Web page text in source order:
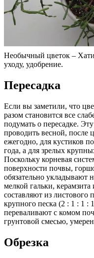
Необычный цветок –
уходу, удобрение.
Пересадка
Если вы заметили, что
разом становится все
подумать о пересадке.
проводить весной, после
ежегодно, для кустиков
года, а для зрелых
Поскольку корневая
поверхности почвы,
обязательно укладывают
мелкой гальки,
составляют из листового
крупного песка (2 : 1 : 1 :
переваливают с комом
грунтовой смесью,
Обрезка